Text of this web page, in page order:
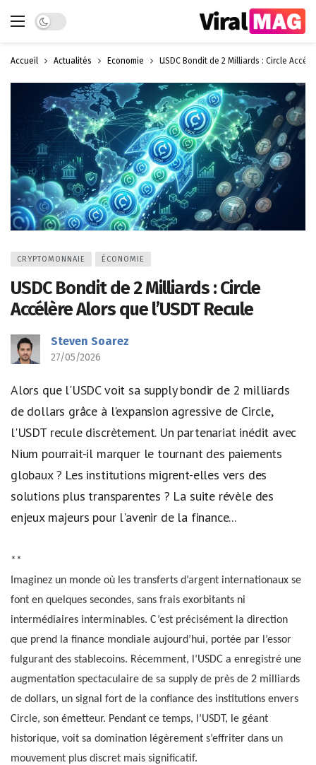
Dark mode
Accueil Actualités Économie USDC Bondit de 2 Milliards : Circle
CRYPTOMONNAIE ÉCONOMIE
USDC Bondit de 2 Milliards : Circle
Accélère Alors que l’USDT Recule
Steven Soarez
27/05/2026
Alors que l'USDC voit sa supply bondir de 2 milliards
de dollars grâce à l'expansion agressive de Circle,
l'USDT recule discrètement. Un partenariat inédit avec
Nium pourrait-il marquer le tournant des paiements
globaux ? Les institutions migrent-elles vers des
solutions plus transparentes ? La suite révèle des
enjeux majeurs pour l'avenir de la finance...
**
Imaginez un monde où les transferts d’argent internationaux se
font en quelques secondes, sans frais exorbitants ni
intermédiaires interminables. C’est précisément la direction
que prend la finance mondiale aujourd’hui, portée par l’essor
fulgurant des stablecoins. Récemment, l’USDC a enregistré une
augmentation spectaculaire de sa supply de près de 2 milliards
de dollars, un signal fort de la confiance des institutions envers
Circle, son émetteur. Pendant ce temps, l’USDT, le géant
historique, voit sa domination légèrement s’effriter dans un
mouvement plus discret mais significatif.